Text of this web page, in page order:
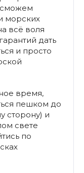
сможем
морских
всё воля
дать
и просто
время,
пешком до
сторону) и
свете
по